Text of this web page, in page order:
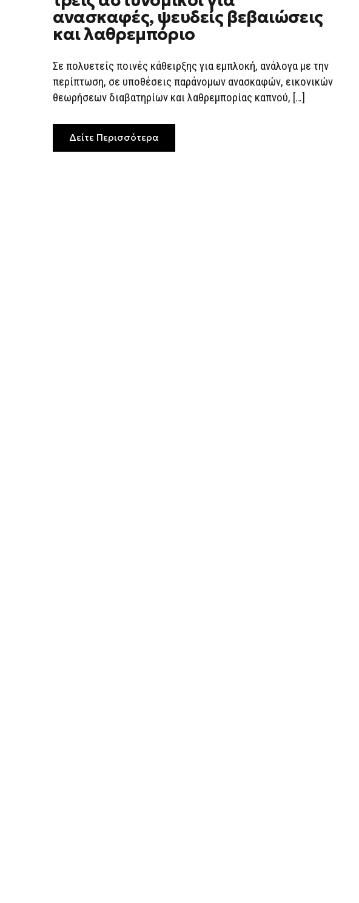
ΒΑΡΙΈΣ
ΚΑΤΗΓΟΡΊΕΣ
ΤΡΕΙΣ
ΑΣΤΥΝΟΜΙΚΟΊ
ΒΕΒΑΙΏΣΕΙΣ
ΚΑΙ
ΛΑΘΡΕΜΠΌΡΙΟ
ανασκαφές, ψευδείς βεβαιώσεις
και λαθρεμπόριο
Σε πολυετείς ποινές κάθειρξης για εμπλοκή, ανάλογα με την
περίπτωση, σε υποθέσεις παράνομων ανασκαφών, εικονικών
θεωρήσεων διαβατηρίων και λαθρεμπορίας καπνού, […]
Δείτε Περισσότερα